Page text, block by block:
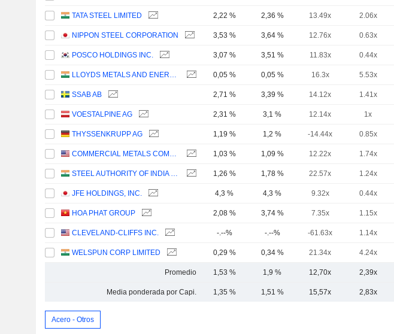
TATA STEEL LIMITED 2,22 % 2,36 % 13.49x 2.06x
NIPPON STEEL CORPORATION 3,53 % 3,64 % 12.76x 0.63x
POSCO HOLDINGS INC. 3,07 % 3,51 % 11.83x 0.44x
LLOYDS METALS AND ENERGY LIMITED 0,05 % 0,05 % 16.3x 5.53x
SSAB AB 2,71 % 3,39 % 14.12x 1.41x
VOESTALPINE AG 2,31 % 3,1 % 12.14x 1x
THYSSENKRUPP AG 1,19 % 1,2 % -14.44x 0.85x
COMMERCIAL METALS COMPANY 1,03 % 1,09 % 12.22x 1.74x
STEEL AUTHORITY OF INDIA LIMITED 1,26 % 1,78 % 22.57x 1.24x
JFE HOLDINGS, INC. 4,3 % 4,3 % 9.32x 0.44x
HOA PHAT GROUP 2,08 % 3,74 % 7.35x 1.15x
CLEVELAND-CLIFFS INC. -.--% -.--% -61.63x 1.14x
WELSPUN CORP LIMITED 0,29 % 0,34 % 21.34x 4.24x
Promedio 1,53 % 1,9 % 12,70x 2,39x
Media ponderada por Capi. 1,35 % 1,51 % 15,57x 2,83x
Acero - Otros